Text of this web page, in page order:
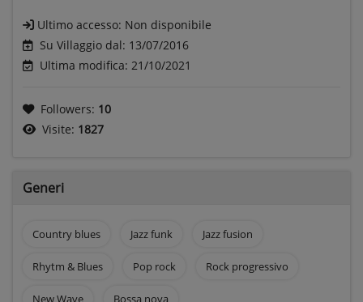
Ultimo accesso: Non disponibile
Su Villaggio dal: 13/07/2016
Ultima modifica: 21/10/2021
Followers: 10
Visite: 1827
Generi
Country blues Jazz funk Jazz fusion
Rhytm & Blues Pop rock Rock progressivo
New Wave Bossa nova